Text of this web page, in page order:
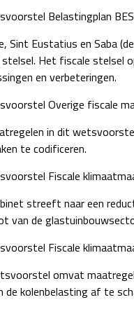
Belastingplan
Sint Eustatius en Saba
Het fiscale stelsel
en verbeteringen.
Overige fiscale
in dit
te codificeren.
Fiscale
streeft naar een
van de
Fiscale
omvat
de kolenbelasting af te